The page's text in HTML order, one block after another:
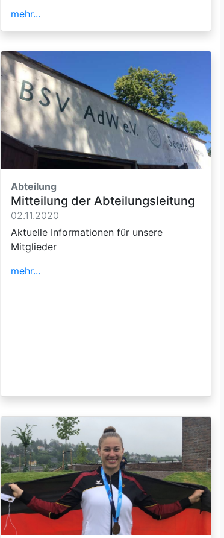
mehr...
Abteilung
Mitteilung der Abteilungsleitung
02.11.2020
Aktuelle Informationen für unsere
Mitglieder
mehr...